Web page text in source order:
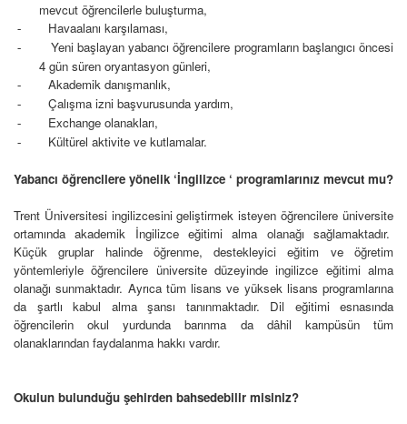
mevcut öğrencilerle buluşturma,
- Havaalanı karşılaması,
-
Yeni başlayan yabancı öğrencilere programların başlangıcı öncesi
4 gün süren oryantasyon günleri,
- Akademik danışmanlık,
- Çalışma izni başvurusunda yardım,
- Exchange olanakları,
- Kültürel aktivite ve kutlamalar.
Yabancı öğrencilere yönelik ‘İngilizce ‘ programlarınız mevcut mu?
Trent Üniversitesi ingilizcesini geliştirmek isteyen öğrencilere üniversite
ortamında akademik İngilizce eğitimi alma olanağı sağlamaktadır.
Küçük gruplar halinde öğrenme, destekleyici eğitim ve öğretim
yöntemleriyle öğrencilere üniversite düzeyinde ingilizce eğitimi alma
olanağı sunmaktadır. Ayrıca tüm lisans ve yüksek lisans programlarına
da şartlı kabul alma şansı tanınmaktadır. Dil eğitimi esnasında
öğrencilerin okul yurdunda barınma da dâhil kampüsün tüm
olanaklarından faydalanma hakkı vardır.
Okulun bulunduğu şehirden bahsedebilir misiniz?